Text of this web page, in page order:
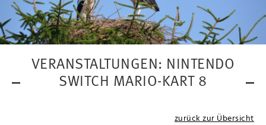
VERANSTALTUNGEN: NINTENDO
SWITCH MARIO-KART 8
zurück zur Übersicht